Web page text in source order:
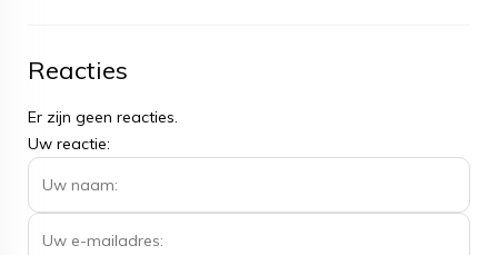
Reacties
Er zijn geen reacties.
Uw reactie: